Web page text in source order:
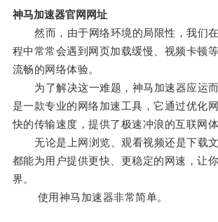
神马加速器官网网址
然而，由于网络环境的局限性，我们在
程中常常会遇到网页加载缓慢、视频卡顿
流畅的网络体验。
为了解决这一难题，神马加速器应运而
是一款专业的网络加速工具，它通过优化
快的传输速度，提供了极速冲浪的互联网体
无论是上网浏览、观看视频还是下载文
都能为用户提供更快、更稳定的网速，让
界。
使用神马加速器非常简单。